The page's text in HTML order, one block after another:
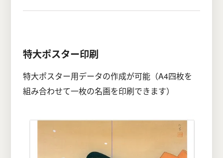
特大ポスター印刷
特大ポスター用データの作成が可能（A4四枚を
組み合わせて一枚の名画を印刷できます）